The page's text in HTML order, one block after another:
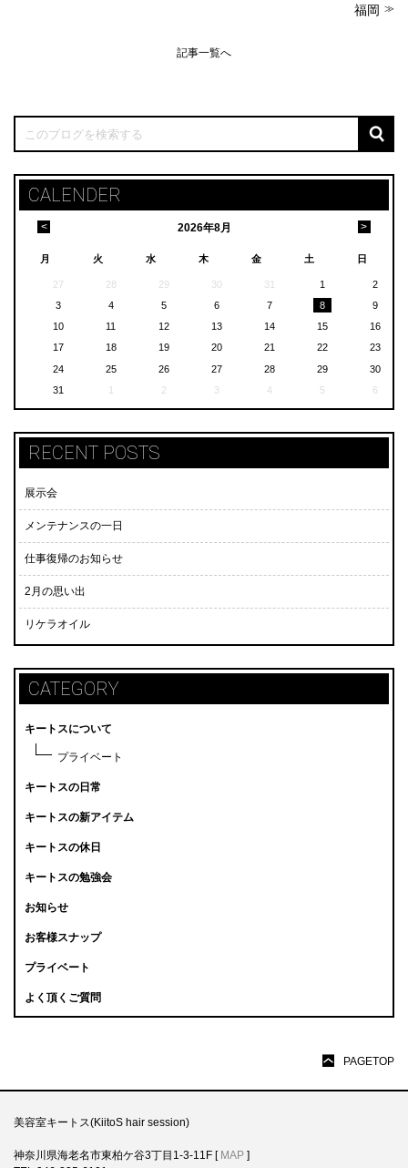
福岡
記事一覧へ
CALENDER
2026年8月
< >
月 火 水 木 金 土 日
27 28 29 30 31 1
2
3
4 5 6 7 8
9
10
11 12 13 14 15
16
17
18 19 20 21 22
23
24
25 26 27 28 29
30
31
1 2 3 4 5 6
RECENT POSTS
展示会
メンテナンスの一日
仕事復帰のお知らせ
2月の思い出
リケラオイル
CATEGORY
キートスについて
プライベート
キートスの日常
キートスの新アイテム
キートスの休日
キートスの勉強会
お知らせ
お客様スナップ
プライベート
よく頂くご質問
PAGETOP
美容室キートス(KiitoS hair session)
神奈川県海老名市東柏ケ谷3丁目1-3-11F [ MAP ]